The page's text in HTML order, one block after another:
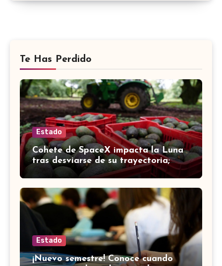
Te Has Perdido
Estado
Cohete de SpaceX impacta la Luna
tras desviarse de su trayectoria;
científicos confirman el choque
Estado
¡Nuevo semestre! Conoce cuando